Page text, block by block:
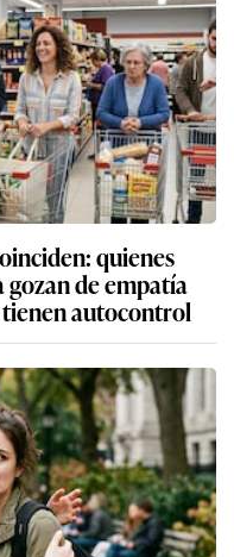
quienes
de empatía
autocontrol